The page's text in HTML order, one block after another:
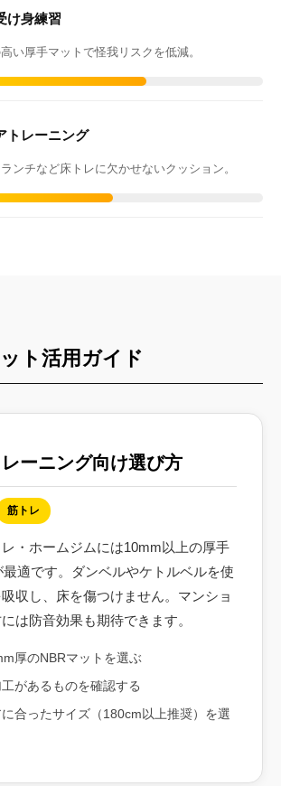
け身練習
い厚手マットで怪我リスクを低減。
トレーニング
ンチなど床トレに欠かせないクッション。
ト活用ガイド
ーニング向け選び方
筋トレ
・ホームジムには10mm以上の厚手
適です。ダンベルやケトルベルを使
収し、床を傷つけません。マンショ
は防音効果も期待できます。
厚のNBRマットを選ぶ
があるものを確認する
合ったサイズ（180cm以上推奨）を選